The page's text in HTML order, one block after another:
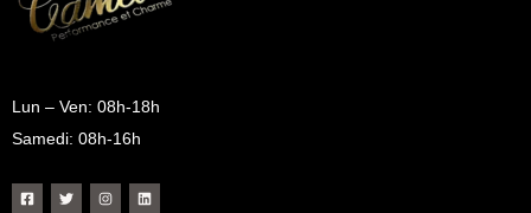
Lun – Ven: 08h-18h
Samedi: 08h-16h